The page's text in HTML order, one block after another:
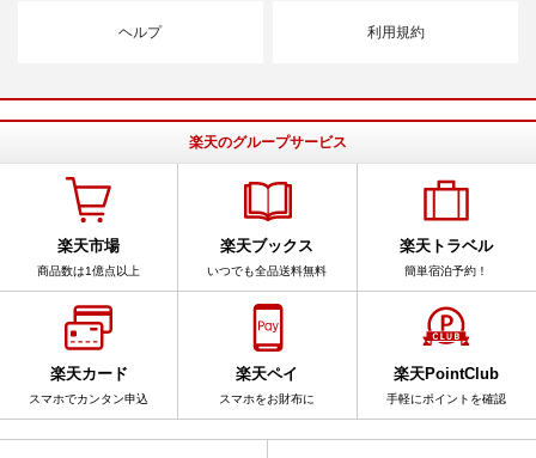
ヘルプ 利用規約
楽天のグループサービス
楽天市場
商品数は1億点以上
楽天ブックス
いつでも全品送料無料
楽天トラベル
簡単宿泊予約！
楽天カード
スマホでカンタン申込
楽天ペイ
スマホをお財布に
楽天PointClub
手軽にポイントを確認